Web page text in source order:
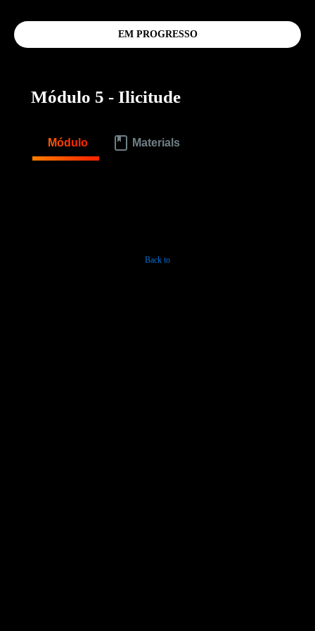
EM PROGRESSO
Módulo 5 - Ilicitude
Módulo Materials
Back to